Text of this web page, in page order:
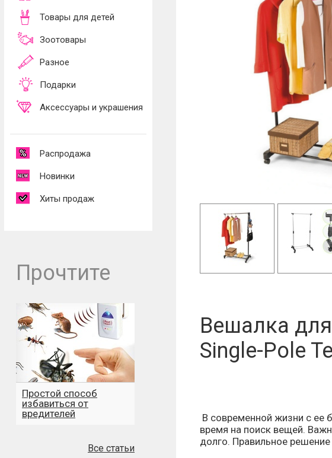
Товары для детей
Зоотовары
Разное
Подарки
Аксессуары и украшения
Распродажа
Новинки
Хиты продаж
Прочтите
Простой способ
избавиться от
вредителей
Все статьи
Вешалка
Single-Pole
В современной жизни с ее
время на поиск вещей.
долго. Правильное